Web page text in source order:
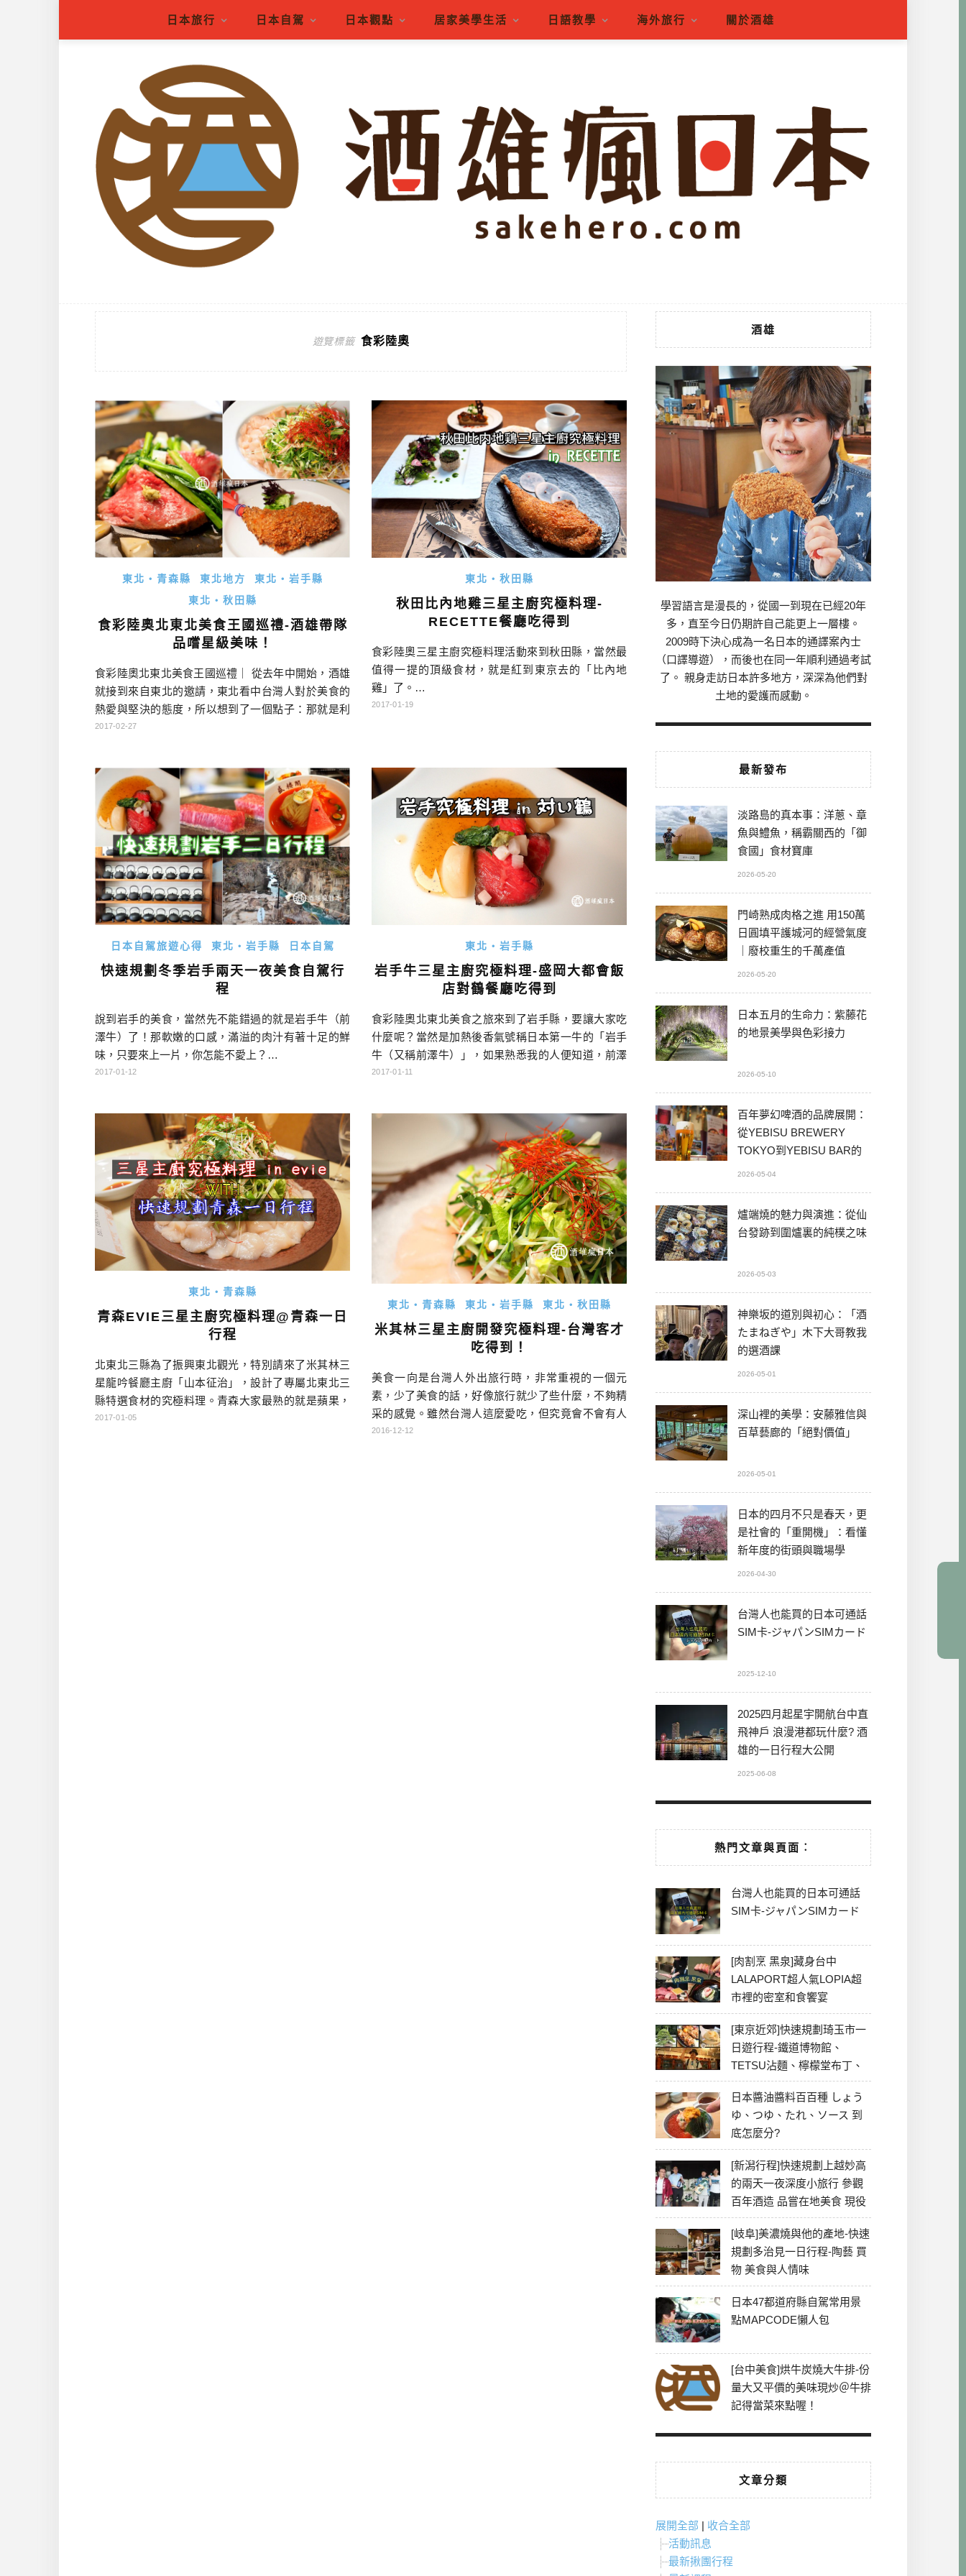
日本旅行 日本自駕 日本觀點 居家美學生活 日語教學 海外旅行 關於酒雄
遊覽標籤 食彩陸奧
東北・青森縣 東北地方
東北・岩手縣
東北・秋田縣
食彩陸奧北東北美食王國巡禮-酒雄帶隊
品嚐星級美味！
食彩陸奧北東北美食王國巡禮｜ 從去年中開始，酒雄
就接到來自東北的邀請，東北看中台灣人對於美食的
熱愛與堅決的態度，所以想到了一個點子：那就是利
用北東北的頂級食材，並請到知名的廚師來設計菜
朋友，一起到北東北三縣，親身體驗了頂級食材與米
其林廚師的完美結合，說到當時的體驗，還真的令人
驚豔到不行，每一餐都讓酒 […]…
2017-02-27
東北・秋田縣
秋田比內地雞三星主廚究極料理-
RECETTE餐廳吃得到
食彩陸奧三星主廚究極料理活動來到秋田縣，當然最
值得一提的頂級食材，就是紅到東京去的「比內地
雞」了。…
2017-01-19
日本自駕旅遊心得 東北・岩手縣 日本自駕
快速規劃冬季岩手兩天一夜美食自駕行
程
說到岩手的美食，當然先不能錯過的就是岩手牛（前
澤牛）了！那軟嫩的口感，滿溢的肉汁有著十足的鮮
味，只要來上一片，你怎能不愛上？…
2017-01-12
東北・岩手縣
岩手牛三星主廚究極料理-盛岡大都會飯
店對鶴餐廳吃得到
食彩陸奧北東北美食之旅來到了岩手縣，要讓大家吃
什麼呢？當然是加熱後香氣號稱日本第一牛的「岩手
牛（又稱前澤牛）」，如果熟悉我的人便知道，前澤
牛是我最愛的日本品牌牛肉，遠勝神戶、近江牛
2017-01-11
東北・青森縣
青森EVIE三星主廚究極料理@青森一日
行程
北東北三縣為了振興東北觀光，特別請來了米其林三
星龍吟餐廳主廚「山本征治」，設計了專屬北東北三
縣特選食材的究極料理。青森大家最熟的就是蘋果，
但青森其實還有一個特選食材，那就是干貝（帆立
2017-01-05
東北・青森縣 東北・岩手縣 東北・秋田縣
米其林三星主廚開發究極料理-台灣客才
吃得到！
美食一向是台灣人外出旅行時，非常重視的一個元
素，少了美食的話，好像旅行就少了些什麼，不夠精
采的感覺。雖然台灣人這麼愛吃，但究竟會不會有人
為了在地的特色食材，而專程出國到當地去吃呢？…
2016-12-12
酒雄
學習語言是漫長的，從國一到現在已經20年
多，直至今日仍期許自己能更上一層樓。
2009時下決心成為一名日本的通譯案內士
（口譯導遊），而後也在同一年順利通過考試
了。 親身走訪日本許多地方，深深為他們對
土地的愛護而感動。
最新發布
淡路島的真本事：洋蔥、章
魚與鱧魚，稱霸關西的「御
食國」食材寶庫
2026-05-20
門崎熟成肉格之進 用150萬
日圓填平護城河的經營氣度
｜廢校重生的千萬產值
2026-05-20
日本五月的生命力：紫藤花
的地景美學與色彩接力
2026-05-10
百年夢幻啤酒的品牌展開：
從YEBISU BREWERY
TOKYO到YEBISU BAR的
2026-05-04
爐端燒的魅力與演進：從仙
台發跡到圍爐裏的純樸之味
2026-05-03
神樂坂的道別與初心：「酒
たまねぎや」木下大哥教我
的選酒課
2026-05-01
深山裡的美學：安藤雅信與
百草藝廊的「絕對價值」
2026-05-01
日本的四月不只是春天，更
是社會的「重開機」：看懂
新年度的街頭與職場學
2026-04-30
台灣人也能買的日本可通話
SIM卡-ジャパンSIMカード
2025-12-10
2025四月起星宇開航台中直
飛神戶 浪漫港都玩什麼? 酒
雄的一日行程大公開
2025-06-08
熱門文章與頁面︰
台灣人也能買的日本可通話
SIM卡-ジャパンSIMカード
[肉割烹 黑泉]藏身台中
LALAPORT超人氣LOPIA超
市裡的密室和食饗宴
[東京近郊]快速規劃琦玉市一
日遊行程-鐵道博物館、
TETSU沾麵、檸檬堂布丁、
冰川神社、美食彙整
日本醬油醬料百百種 しょう
ゆ、つゆ、たれ、ソース 到
底怎麼分?
[新潟行程]快速規劃上越妙高
的兩天一夜深度小旅行 參觀
百年酒造 品嘗在地美食 現役
最老牌電影院
[岐阜]美濃燒與他的產地-快速
規劃多治見一日行程-陶藝 買
物 美食與人情味
日本47都道府縣自駕常用景
點MAPCODE懶人包
[台中美食]烘牛炭燒大牛排-份
量大又平價的美味現炒＠牛排
記得當菜來點喔！
文章分類
展開全部 | 收合全部
活動訊息
最新揪團行程